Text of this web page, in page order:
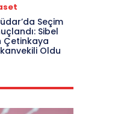
Seçim
Sibel
Çetinkaya
Oldu